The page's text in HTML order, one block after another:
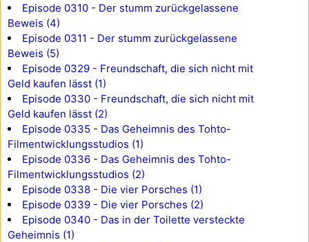
Episode 0310 - Der stumm zurückgelassene
Beweis (4)
Episode 0311 - Der stumm zurückgelassene
Beweis (5)
Episode 0329 - Freundschaft, die sich nicht mit
Geld kaufen lässt (1)
Episode 0330 - Freundschaft, die sich nicht mit
Geld kaufen lässt (2)
Episode 0335 - Das Geheimnis des Tohto-
Filmentwicklungsstudios (1)
Episode 0336 - Das Geheimnis des Tohto-
Filmentwicklungsstudios (2)
Episode 0338 - Die vier Porsches (1)
Episode 0339 - Die vier Porsches (2)
Episode 0340 - Das in der Toilette versteckte
Geheimnis (1)